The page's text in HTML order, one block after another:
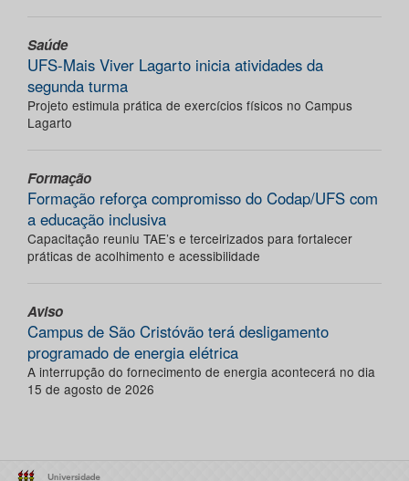
Saúde
UFS-Mais Viver Lagarto inicia atividades da
segunda turma
Projeto estimula prática de exercícios físicos no Campus
Lagarto
Formação
Formação reforça compromisso do Codap/UFS com
a educação inclusiva
Capacitação reuniu TAE’s e terceirizados para fortalecer
práticas de acolhimento e acessibilidade
Aviso
Campus de São Cristóvão terá desligamento
programado de energia elétrica
A interrupção do fornecimento de energia acontecerá no dia
15 de agosto de 2026